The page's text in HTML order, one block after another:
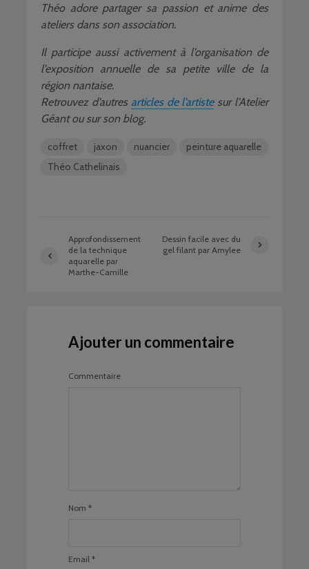
Théo adore partager sa passion et anime des
ateliers dans son association.
Il participe aussi activement à l’organisation de
l’exposition annuelle de sa petite ville de la
région nantaise.
Retrouvez d’autres articles de l’artistesur l’Atelier
Géant ou sur son blog.
coffret jaxon nuancier
peinture aquarelle
Théo Cathelinais
Approfondissement
de la technique
aquarelle par
Marthe-Camille
Dessin facile avec du
gel filant par Amylee
Ajouter un commentaire
Commentaire
Nom *
Email *